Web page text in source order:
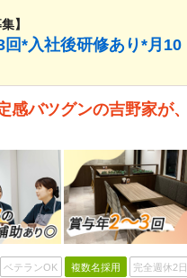
】
*入社後研修あり*月10
バツグンの吉野家が、
ベテランOK 複数名採用 完全週休2日